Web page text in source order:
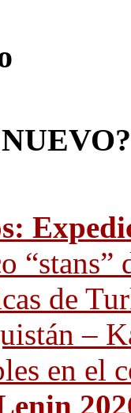
“stans”
de
–
en el